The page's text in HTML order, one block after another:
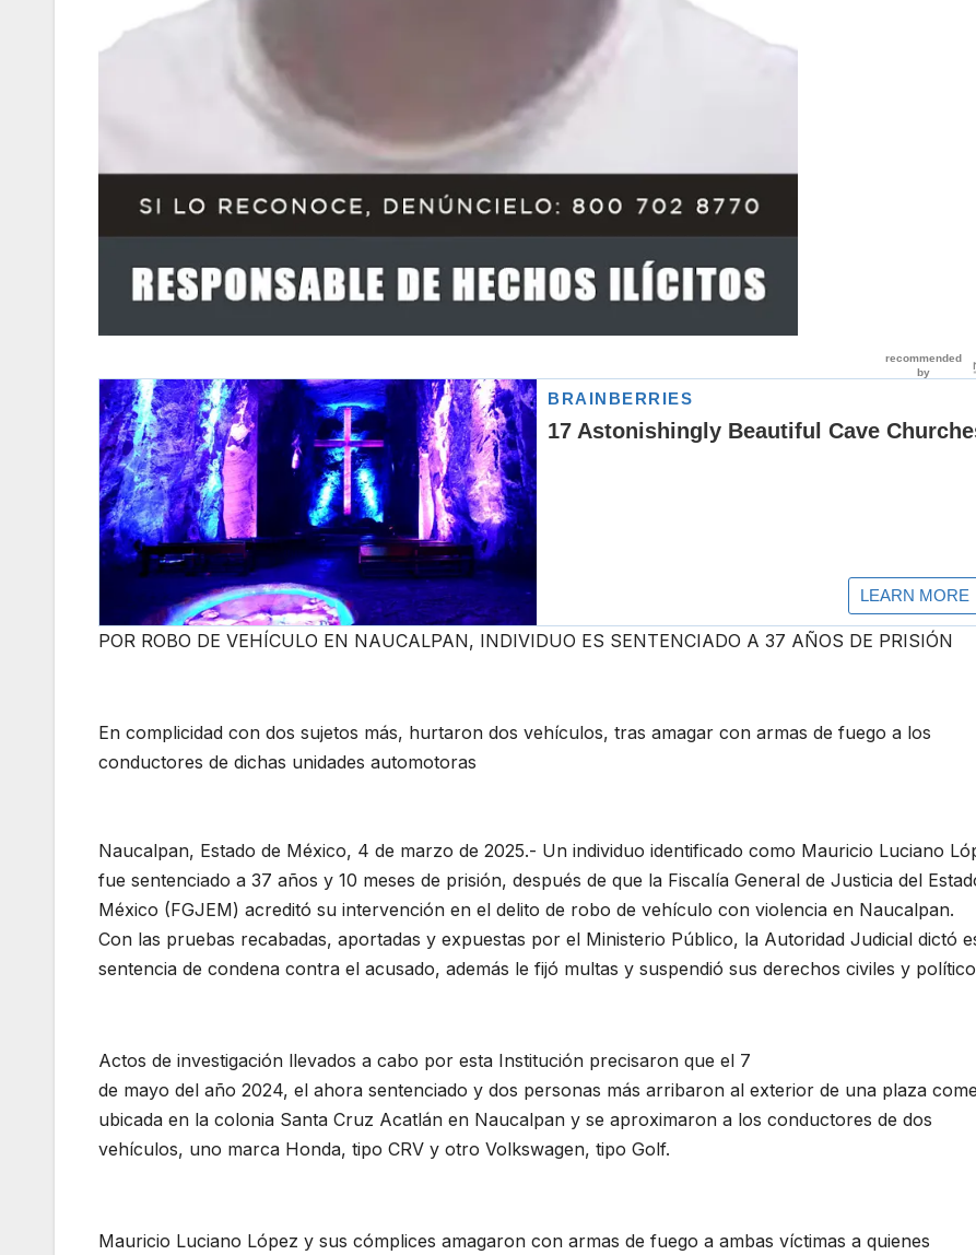
POR ROBO DE VEHÍCULO EN NAUCALPAN, INDIVIDUO ES SENTENCIADO A 37 AÑOS DE PRISIÓN
En complicidad con dos sujetos más, hurtaron dos vehículos, tras amagar con armas de fuego a los
conductores de dichas unidades automotoras
Naucalpan, Estado de México, 4 de marzo de 2025.- Un individuo identificado como Mauricio Luciano
fue sentenciado a 37 años y 10 meses de prisión, después de que la Fiscalía General de Justicia del
México (FGJEM) acreditó su intervención en el delito de robo de vehículo con violencia en Naucalpan.
Con las pruebas recabadas, aportadas y expuestas por el Ministerio Público, la Autoridad Judicial dictó
sentencia de condena contra el acusado, además le fijó multas y suspendió sus derechos civiles y
Actos de investigación llevados a cabo por esta Institución precisaron que el 7
de mayo del año 2024, el ahora sentenciado y dos personas más arribaron al exterior de una plaza
ubicada en la colonia Santa Cruz Acatlán en Naucalpan y se aproximaron a los conductores de dos
vehículos, uno marca Honda, tipo CRV y otro Volkswagen, tipo Golf.
Mauricio Luciano López y sus cómplices amagaron con armas de fuego a ambas víctimas a quienes